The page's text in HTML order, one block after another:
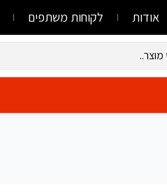
אודות לקוחות משתפים